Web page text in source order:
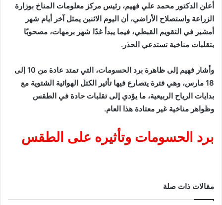
أعلن الدكتور محمد علي فهيم، رئيس مركز معلومات المناخ بوزارة
الزراعة واستصلاح الأراضي، أن اليوم الاثنين يمثل آخر أيام شهر
أمشير في التقويم القبطي، فيما يبدأ غدًا شهر برمهات، مصحوبًا
بتقلبات مناخية تستدعي الحذر.
وأشار فهيم إلى ظاهرة برد الحسومات، التي تمتد عادة من 10 إلى
18 مارس، وهي فترة يتصارع فيها تأثير الكتل الهوائية الشتوية مع
بدايات الرياح الربيعية، ما يؤدي إلى تقلبات حادة في الطقس
وظواهر مناخية غير معتادة هذا العام.
برد الحسومات وتأثيره على الطقس
مقالات ذات صلة